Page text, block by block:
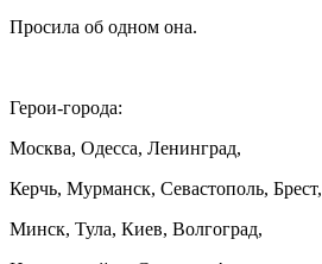
Просила об одном она.
Герои-города:
Москва, Одесса, Ленинград,
Керчь, Мурманск, Севастополь, Брест,
Минск, Тула, Киев, Волгоград,